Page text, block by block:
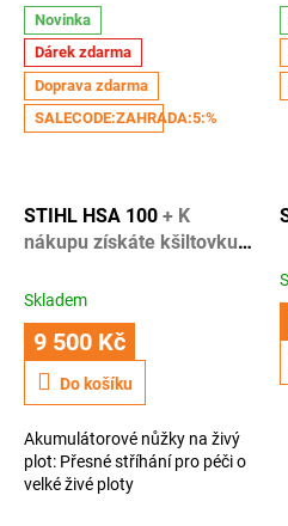
Novinka
Dárek zdarma
Doprava zdarma
SALECODE:ZAHRADA:5:%
STIHL HSA 100 + K
nákupu získáte kšiltovku
Skladem
9 500 Kč
Do košíku
Akumulátorové nůžky na živý
plot: Přesné stříhání pro péči o
velké živé ploty